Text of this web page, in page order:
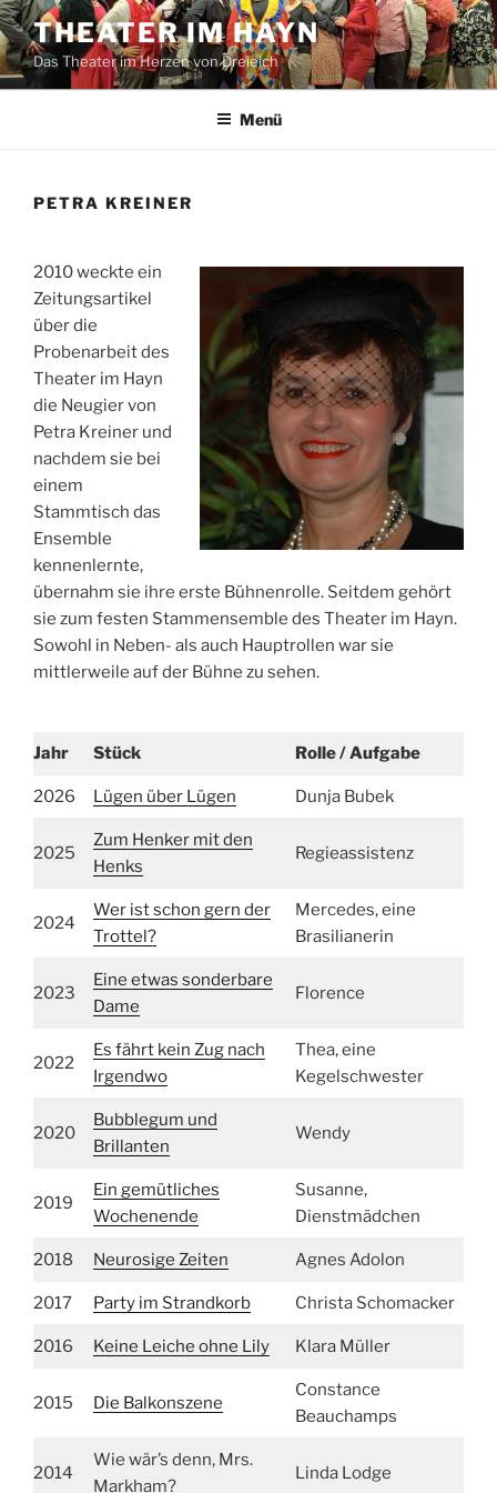
Zum
Inhalt
springen
THEATER IM HAYN
Das Theater im Herzen von Dreieich
Menü
PETRA KREINER
2010 weckte ein
Zeitungsartikel
über die
Probenarbeit des
Theater im Hayn
die Neugier von
Petra Kreiner und
nachdem sie bei
einem
Stammtisch das
Ensemble
kennenlernte,
übernahm sie ihre erste Bühnenrolle. Seitdem gehört
sie zum festen Stammensemble des Theater im Hayn.
Sowohl in Neben- als auch Hauptrollen war sie
mittlerweile auf der Bühne zu sehen.
Jahr Stück Rolle / Aufgabe
2026 Lügen über Lügen Dunja Bubek
2025
Zum Henker mit den
Henks
Regieassistenz
2024
Wer ist schon gern der
Trottel?
Mercedes, eine
Brasilianerin
2023
Eine etwas sonderbare
Dame
Florence
2022
Es fährt kein Zug nach
Irgendwo
Thea, eine
Kegelschwester
2020
Bubblegum und
Brillanten
Wendy
2019
Ein gemütliches
Wochenende
Susanne,
Dienstmädchen
2018 Neurosige Zeiten Agnes Adolon
2017 Party im Strandkorb Christa Schomacker
2016 Keine Leiche ohne Lily Klara Müller
2015 Die Balkonszene
Constance
Beauchamps
2014
Wie wär’s denn, Mrs.
Markham?
Linda Lodge